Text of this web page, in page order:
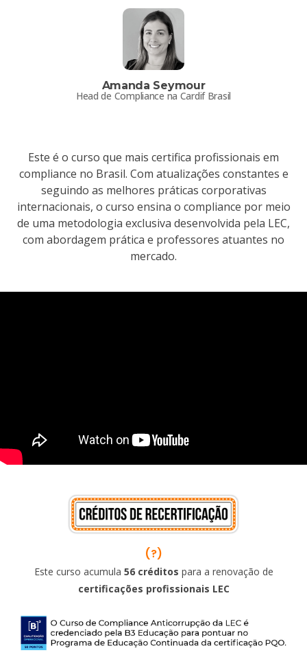
Amanda Seymour
Head de Compliance na Cardif Brasil
Este é o curso que mais certifica profissionais em
compliance no Brasil. Com atualizações constantes e
seguindo as melhores práticas corporativas
internacionais, o curso ensina o compliance por meio
de uma metodologia exclusiva desenvolvida pela LEC,
com abordagem prática e professores atuantes no
mercado.
(?)
Este curso acumula 56 créditos para a renovação de
certificações profissionais LEC